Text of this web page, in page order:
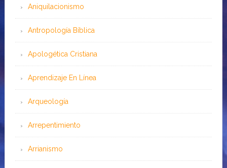
Aniquilacionismo
Antropología Bíblica
Apologética Cristiana
Aprendizaje En Línea
Arqueología
Arrepentimiento
Arrianismo